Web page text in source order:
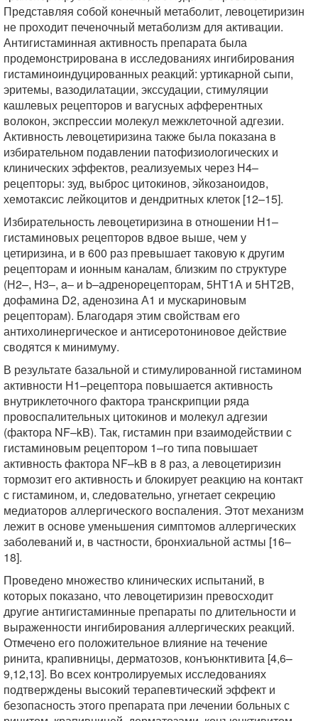
Представляя собой конечный метаболит, левоцетиризин
не проходит печеночный метаболизм для активации.
Антигистаминная активность препарата была
продемонстрирована в исследованиях ингибирования
гистаминоиндуцированных реакций: уртикарной сыпи,
эритемы, вазодилатации, экссудации, стимуляции
кашлевых рецепторов и вагусных афферентных
волокон, экспрессии молекул межклеточной адгезии.
Активность левоцетиризина также была показана в
избирательном подавлении патофизиологических и
клинических эффектов, реализуемых через Н4–
рецепторы: зуд, выброс цитокинов, эйкозаноидов,
хемотаксис лейкоцитов и дендритных клеток [12–15].
Избирательность левоцетиризина в отношении Н1–
гистаминовых рецепторов вдвое выше, чем у
цетиризина, и в 600 раз превышает таковую к другим
рецепторам и ионным каналам, близким по структуре
(Н2–, Н3–, a– и b–адренорецепторам, 5НТ1А и 5НТ2В,
дофамина D2, аденозина А1 и мускариновым
рецепторам). Благодаря этим свойствам его
антихолинергическое и антисеротониновое действие
сводятся к минимуму.
В результате базальной и стимулированной гистамином
активности Н1–рецептора повышается активность
внутриклеточного фактора транскрипции ряда
провоспалительных цитокинов и молекул адгезии
(фактора NF–kB). Так, гистамин при взаимодействии с
гистаминовым рецептором 1–го типа повышает
активность фактора NF–kB в 8 раз, а левоцетиризин
тормозит его активность и блокирует реакцию на контакт
с гистамином, и, следовательно, угнетает секрецию
медиаторов аллергического воспаления. Этот механизм
лежит в основе уменьшения симптомов аллергических
заболеваний и, в частности, бронхиальной астмы [16–
18].
Проведено множество клинических испытаний, в
которых показано, что левоцетиризин превосходит
другие антигистаминные препараты по длительности и
выраженности ингибирования аллергических реакций.
Отмечено его положительное влияние на течение
ринита, крапивницы, дерматозов, конъюнктивита [4,6–
9,12,13]. Во всех контролируемых исследованиях
подтверждены высокий терапевтический эффект и
безопасность этого препарата при лечении больных с